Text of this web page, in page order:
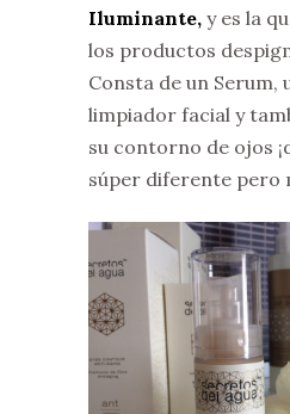
Iluminante, y es la
los productos
Consta de un Serum,
limpiador facial y
su contorno de ojos
súper diferente pero